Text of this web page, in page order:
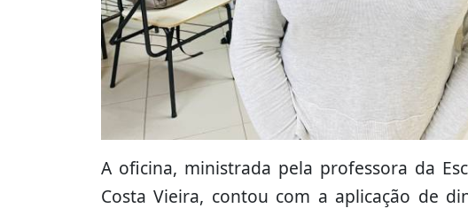
A oficina, ministrada pela professora da
Costa Vieira, contou com a aplicação de